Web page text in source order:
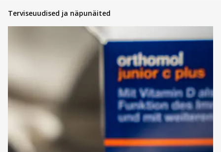
Terviseuudised ja näpunäited